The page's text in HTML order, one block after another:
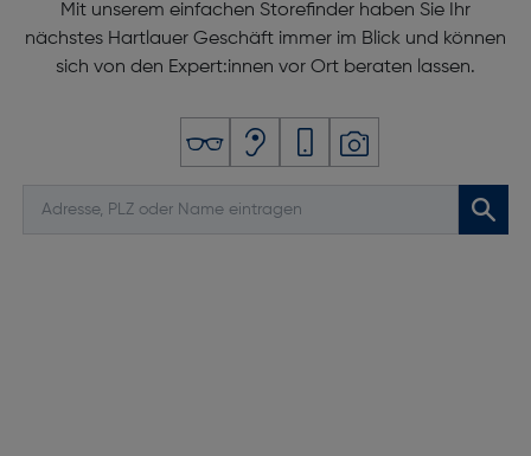
Mit unserem einfachen Storefinder haben Sie Ihr
nächstes Hartlauer Geschäft immer im Blick und können
sich von den Expert:innen vor Ort beraten lassen.